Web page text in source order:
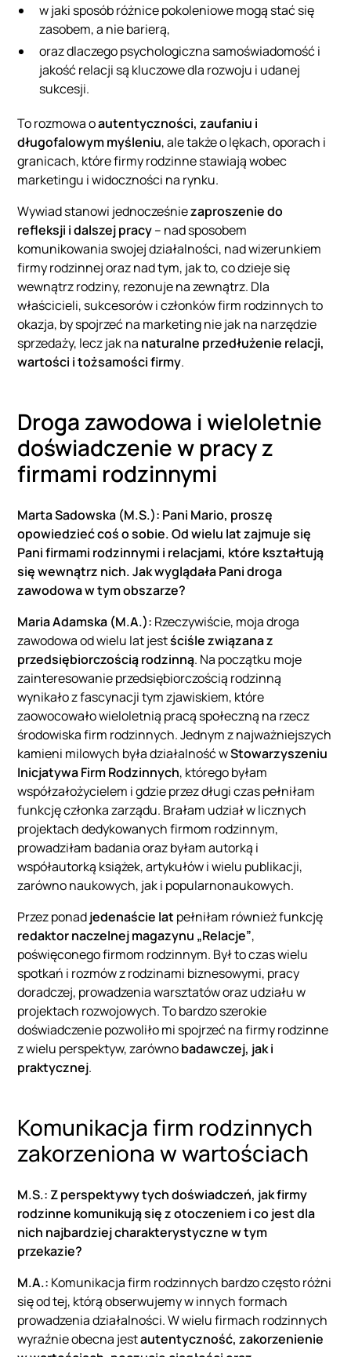
w jaki sposób różnice pokoleniowe mogą stać się
zasobem, a nie barierą,
oraz dlaczego psychologiczna samoświadomość i
jakość relacji są kluczowe dla rozwoju i udanej
sukcesji.
To rozmowa oautentyczności, zaufaniu i
długofalowym myśleniu, ale także o lękach, oporach i
granicach, które firmy rodzinne stawiają wobec
marketingu i widoczności na rynku.
Wywiad stanowi jednocześniezaproszenie do
refleksji i dalszej pracy– nad sposobem
komunikowania swojej działalności, nad wizerunkiem
firmy rodzinnej oraz nad tym, jak to, co dzieje się
wewnątrz rodziny, rezonuje na zewnątrz. Dla
właścicieli, sukcesorów i członków firm rodzinnych to
okazja, by spojrzeć na marketing nie jak na narzędzie
sprzedaży, lecz jak na naturalne przedłużenie relacji,
wartości i tożsamości firmy.
Droga zawodowa i wieloletnie
doświadczenie w pracy z
firmami rodzinnymi
Marta Sadowska (M.S.): Pani Mario, proszę
opowiedzieć coś o sobie. Od wielu lat zajmuje się
Pani firmami rodzinnymi i relacjami, które kształtują
się wewnątrz nich. Jak wyglądała Pani droga
zawodowa w tym obszarze?
Maria Adamska (M.A.): Rzeczywiście, moja droga
zawodowa od wielu lat jestściśle związana z
przedsiębiorczością rodzinną. Na początku moje
zainteresowanie przedsiębiorczością rodzinną
wynikało z fascynacji tym zjawiskiem, które
zaowocowało wieloletnią pracą społeczną na rzecz
środowiska firm rodzinnych. Jednym z najważniejszych
kamieni milowych była działalność wStowarzyszeniu
Inicjatywa Firm Rodzinnych, którego byłam
współzałożycielem i gdzie przez długi czas pełniłam
funkcję członka zarządu. Brałam udział w licznych
projektach dedykowanych firmom rodzinnym,
prowadziłam badania oraz byłam autorką i
współautorką książek, artykułów i wielu publikacji,
zarówno naukowych, jak i popularnonaukowych.
Przez ponadjedenaście lat pełniłam również funkcję
redaktor naczelnej magazynu „Relacje”,
poświęconego firmom rodzinnym. Był to czas wielu
spotkań i rozmów z rodzinami biznesowymi, pracy
doradczej, prowadzenia warsztatów oraz udziału w
projektach rozwojowych. To bardzo szerokie
doświadczenie pozwoliło mi spojrzeć na firmy rodzinne
z wielu perspektyw, zarównobadawczej, jak i
praktycznej.
Komunikacja firm rodzinnych
zakorzeniona w wartościach
M.S.: Z perspektywy tych doświadczeń, jak firmy
rodzinne komunikują się z otoczeniem i co jest dla
nich najbardziej charakterystyczne w tym
przekazie?
M.A.: Komunikacja firm rodzinnych bardzo często różni
się od tej, którą obserwujemy w innych formach
prowadzenia działalności. W wielu firmach rodzinnych
wyraźnie obecna jestautentyczność, zakorzenienie